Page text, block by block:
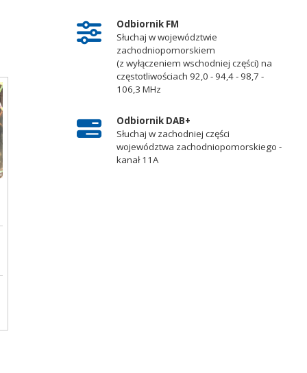
Odbiornik FM
Słuchaj w województwie
zachodniopomorskiem
(z wyłączeniem wschodniej części) na
częstotliwościach 92,0 - 94,4 - 98,7 -
106,3 MHz
Odbiornik DAB+
Słuchaj w zachodniej części
województwa zachodniopomorskiego -
kanał 11A